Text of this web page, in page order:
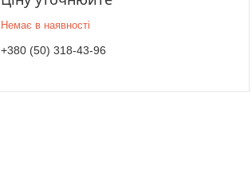
Немає в наявності
+380 (50) 318-43-96